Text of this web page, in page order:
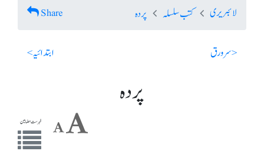
لائبریری کتب سلسلہ پردہ Share
< سر ورق ابتدائیہ >
پردہ
فہرست مضامین